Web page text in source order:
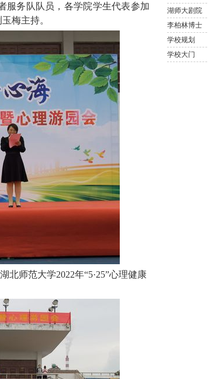
服务队队员，各学院学生代表参加
玉梅主持。
湖北师范大学2022年“5·25”心理健康